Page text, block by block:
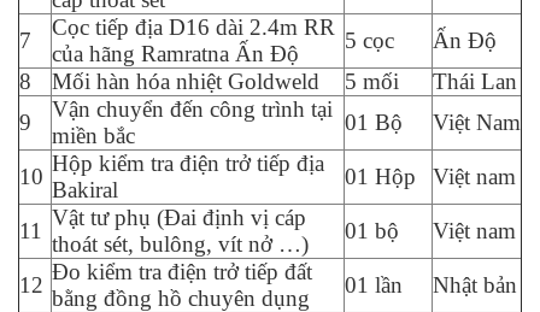
7
Cọc tiếp địa D16 dài 2.4m RR
của hãng Ramratna Ấn Độ
5 cọc
Ấn Độ
8
Mối hàn hóa nhiệt Goldweld 5 mối
Thái Lan
9
Vận chuyển đến công trình tại
miền bắc
01 Bộ Việt Nam
10
Hộp kiểm tra điện trở tiếp địa
Bakiral
01 Hộp Việt nam
11
Vật tư phụ (Đai định vị cáp
thoát sét, bulông, vít nở …)
01 bộ Việt nam
12
Đo kiểm tra điện trở tiếp đất
bằng đồng hồ chuyên dụng
01 lần
Nhật bản